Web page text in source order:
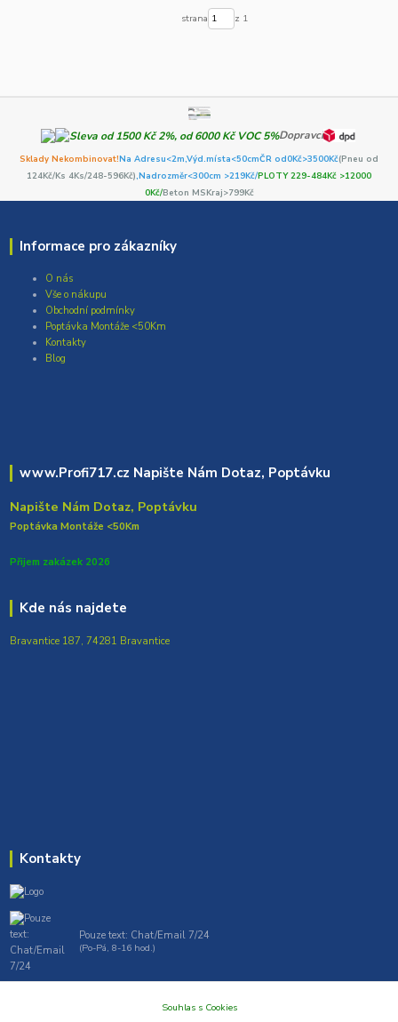
strana z 1
Dopravci
Sklady Nekombinovat!Na Adresu<2m,Výd.místa<50cmČR od0Kč>3500Kč(Pneu od
124Kč/Ks 4Ks/248-596Kč),Nadrozměr<300cm >219Kč/PLOTY 229-484Kč >12000
0Kč/Beton MSKraj>799Kč
Informace pro zákazníky
O nás
Vše o nákupu
Obchodní podmínky
Poptávka Montáže <50Km
Kontakty
Blog
www.Profi717.cz Napište Nám Dotaz, Poptávku
Napište Nám Dotaz, Poptávku
Poptávka Montáže <50Km
Přijem zakázek 2026
Kde nás najdete
Bravantice 187, 74281 Bravantice
Kontakty
Pouze text: Chat/Email 7/24
(Po-Pá, 8-16 hod.)
Souhlas s Cookies